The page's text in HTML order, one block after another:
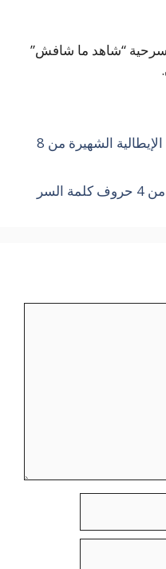
“شاهد ما شافش”
حل لغز أحد أنواع الحلويات الإيطالية الشهيرة من 8
السر